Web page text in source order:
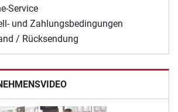
Service
und Zahlungsbedingungen
/ Rücksendung